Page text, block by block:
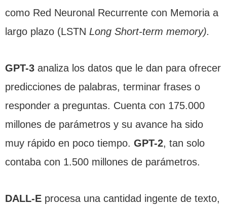
como Red Neuronal Recurrente con Memoria a
largo plazo (LSTN Long Short-term memory).
GPT-3 analiza los datos que le dan para ofrecer
predicciones de palabras, terminar frases o
responder a preguntas. Cuenta con 175.000
millones de parámetros y su avance ha sido
muy rápido en poco tiempo. GPT-2, tan solo
contaba con 1.500 millones de parámetros.
DALL-E procesa una cantidad ingente de texto,